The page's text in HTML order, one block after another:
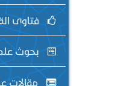
فتاوى
بحوث
مقالات